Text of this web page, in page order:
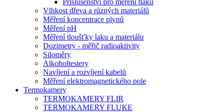
Vlhkost dřeva a různých materiálů
Měření koncentrace plynů
Měření pH
Měření tloušťky laku a materiálu
Dozimetry - měřič radioaktivity
Siloměry
Alkoholtestery
Navíjení a rozvíjení kabelů
Měření elektromagnetického pole
Termokamery
TERMOKAMERY FLIR
TERMOKAMERY FLUKE